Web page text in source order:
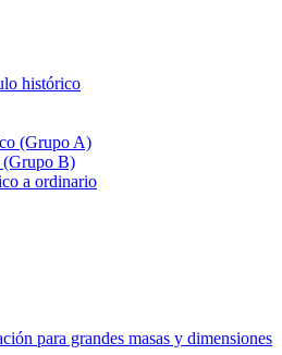
histórico
(Grupo A)
(Grupo B)
a ordinario
para grandes masas y dimensiones